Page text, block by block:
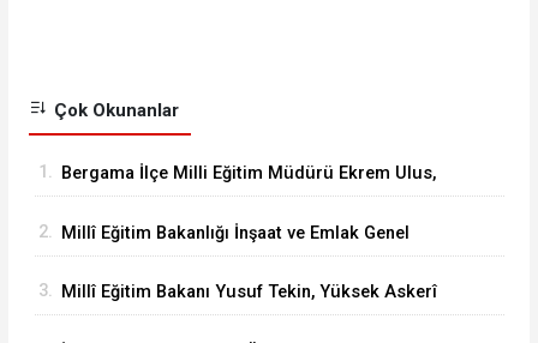
Çok Okunanlar
1. Bergama İlçe Milli Eğitim Müdürü Ekrem Ulus,
çalışmaları inceledi
2. Millî Eğitim Bakanlığı İnşaat ve Emlak Genel
İncelemelerde Bulundu
3. Millî Eğitim Bakanı Yusuf Tekin, Yüksek Askerî